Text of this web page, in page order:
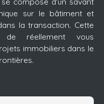
sur le bâtiment et
la transaction. Cette
de réellement vous
immobiliers dans le